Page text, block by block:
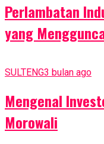
Perlambatan
yang
SULTENG3 bulan ago
Mengenal
Morowali